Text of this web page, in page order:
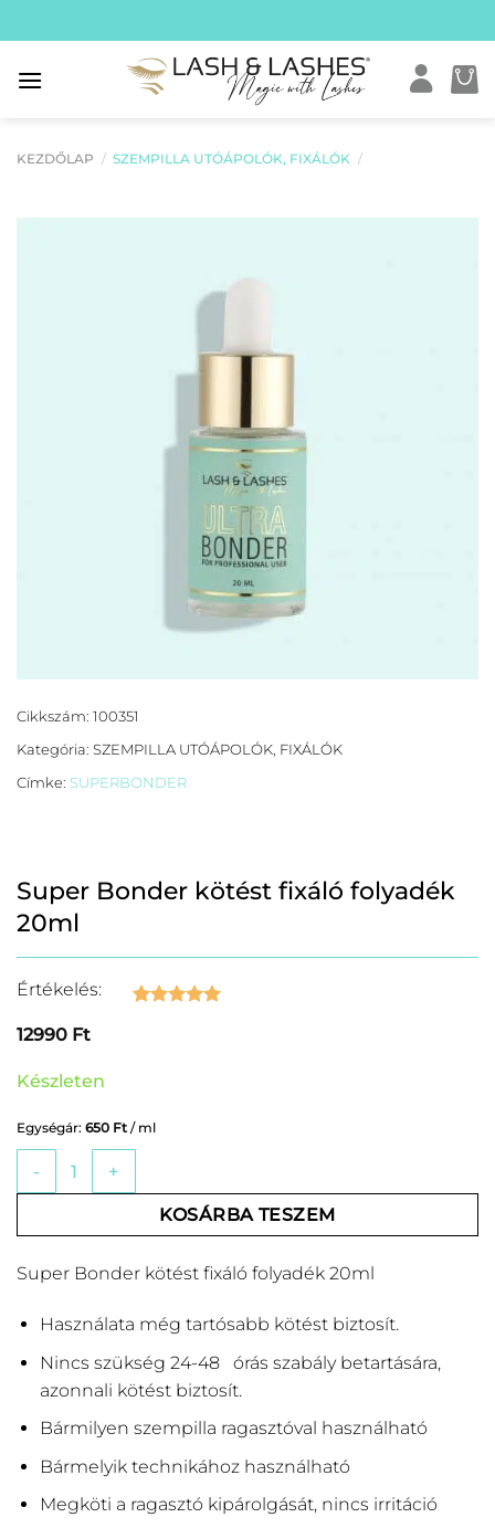
to
content
KEZDŐLAP / SZEMPILLA UTÓÁPOLÓK, FIXÁLÓK /
Cikkszám: 100351
Kategória: SZEMPILLA UTÓÁPOLÓK, FIXÁLÓK
Címke: SUPERBONDER
Super Bonder kötést fixáló folyadék
20ml
Értékelés:
12990 Ft
Készleten
Egységár: 650 Ft / ml
Super Bonder kötést fixáló folyadék 20ml mennyiség
KOSÁRBA TESZEM
Super Bonder kötést fixáló folyadék 20ml
Használata még tartósabb kötést biztosít.
Nincs szükség 24-48 órás szabály betartására,
azonnali kötést biztosít.
Bármilyen szempilla ragasztóval használható
Bármelyik technikához használható
Megköti a ragasztó kipárolgását, nincs irritáció